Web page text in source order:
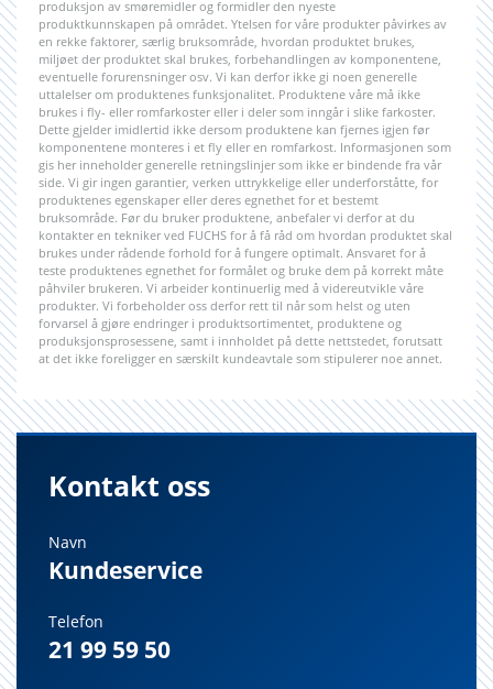
produksjon av smøremidler og formidler den nyeste
produktkunnskapen på området. Ytelsen for våre produkter påvirkes av
en rekke faktorer, særlig bruksområde, hvordan produktet brukes,
miljøet der produktet skal brukes, forbehandlingen av komponentene,
eventuelle forurensninger osv. Vi kan derfor ikke gi noen generelle
uttalelser om produktenes funksjonalitet. Produktene våre må ikke
brukes i fly- eller romfarkoster eller i deler som inngår i slike farkoster.
Dette gjelder imidlertid ikke dersom produktene kan fjernes igjen før
komponentene monteres i et fly eller en romfarkost. Informasjonen som
gis her inneholder generelle retningslinjer som ikke er bindende fra vår
side. Vi gir ingen garantier, verken uttrykkelige eller underforståtte, for
produktenes egenskaper eller deres egnethet for et bestemt
bruksområde. Før du bruker produktene, anbefaler vi derfor at du
kontakter en tekniker ved FUCHS for å få råd om hvordan produktet skal
brukes under rådende forhold for å fungere optimalt. Ansvaret for å
teste produktenes egnethet for formålet og bruke dem på korrekt måte
påhviler brukeren. Vi arbeider kontinuerlig med å videreutvikle våre
produkter. Vi forbeholder oss derfor rett til når som helst og uten
forvarsel å gjøre endringer i produktsortimentet, produktene og
produksjonsprosessene, samt i innholdet på dette nettstedet, forutsatt
at det ikke foreligger en særskilt kundeavtale som stipulerer noe annet.
Kontakt oss
Navn
Kundeservice
Telefon
21 99 59 50